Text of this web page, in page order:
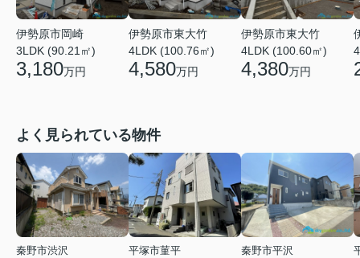
伊勢原市岡崎
3LDK (90.21㎡)
3,180万円
伊勢原市東大竹
4LDK (100.76㎡)
4,580万円
伊勢原市東大竹
4LDK (100.60㎡)
4,380万円
よく見られている物件
秦野市渋沢
平塚市菫平
秦野市平沢